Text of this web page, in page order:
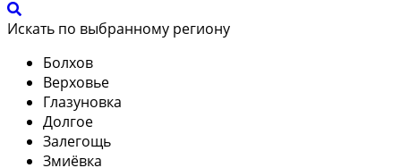
Искать по выбранному региону
Болхов
Верховье
Глазуновка
Долгое
Залегощь
Змиёвка